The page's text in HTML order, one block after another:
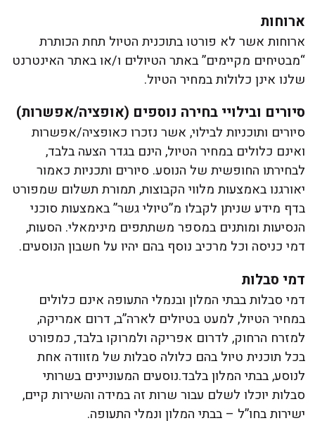
ארוחות
ארוחות אשר לא פורטו בתוכנית הטיול תחת הכותרת
“מבטיחים מקיימים” באתר הטיולים ו/או באתר האינטרנט
שלנו אינן כלולות במחיר הטיול.
סיורים ובילויי בחירה נוספים (אופציה/אפשרות)
סיורים ותוכניות לבילוי, אשר נזכרו כאופציה/אפשרות
ואינם כלולים במחיר הטיול, הינם בגדר הצעה בלבד,
לבחירתו החופשית של הנוסע. סיורים ותכניות כאמור
יאורגנו באמצעות מלווי הקבוצות, תמורת תשלום שמפורט
בדף מידע שניתן לקבלו מ”טיולי גשר” באמצעות סוכני
הנסיעות ומותנים במספר משתתפים מינימאלי. הסעות,
דמי כניסה וכל מרכיב נוסף בהם יהיו על חשבון הנוסעים.
דמי סבלות
דמי סבלות בבתי המלון ובנמלי התעופה אינם כלולים
במחיר הטיול, למעט בטיולים לארה”ב, דרום אמריקה,
למזרח הרחוק, לדרום אפריקה ולמרוקו בלבד, כמפורט
בכל תוכנית טיול בהם כלולה סבלות של מזוודה אחת
לנוסע, בבתי המלון בלבד.נוסעים המעוניינים בשרותי
סבלות יוכלו לשלם עבור שרות זה במידה והשירות קיים,
ישירות בחו”ל – בבתי המלון ונמלי התעופה.